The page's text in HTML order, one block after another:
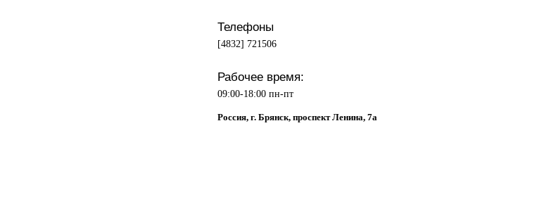
Телефоны
[4832] 721506
Рабочее время:
09:00-18:00 пн-пт
Россия, г. Брянск, проспект Ленина, 7а